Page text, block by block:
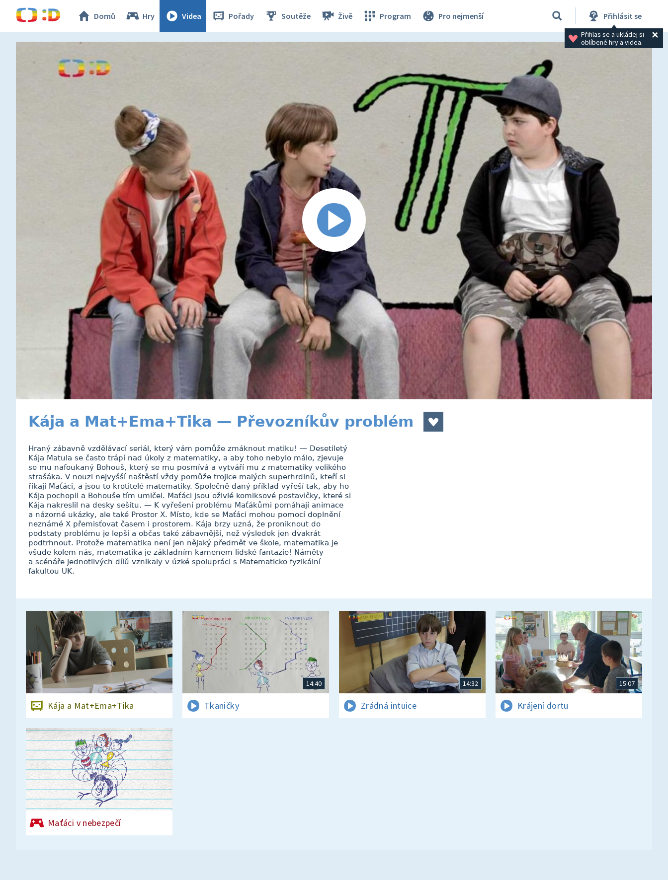
Domů Hry Videa Pořady Soutěže Živě Program Pro nejmenší Přihlásit se
Přihlas se a ukládej si
oblíbené hry a videa.
Kája a Mat+Ema+Tika — Převozníkův problém
Hraný zábavně vzdělávací seriál, který vám pomůže zmáknout matiku! — Desetiletý
Kája Matula se často trápí nad úkoly z matematiky, a aby toho nebylo málo, zjevuje
se mu nafoukaný Bohouš, který se mu posmívá a vytváří mu z matematiky velikého
strašáka. V nouzi nejvyšší naštěstí vždy pomůže trojice malých superhrdinů, kteří si
říkají Maťáci, a jsou to krotitelé matematiky. Společně daný příklad vyřeší tak, aby ho
Kája pochopil a Bohouše tím umlčel. Maťáci jsou oživlé komiksové postavičky, které si
Kája nakreslil na desky sešitu. — K vyřešení problému Maťákůmi pomáhají animace
a názorné ukázky, ale také Prostor X. Místo, kde se Maťáci mohou pomocí doplnění
neznámé X přemisťovat časem i prostorem. Kája brzy uzná, že proniknout do
podstaty problému je lepší a občas také zábavnější, než výsledek jen dvakrát
podtrhnout. Protože matematika není jen nějaký předmět ve škole, matematika je
všude kolem nás, matematika je základním kamenem lidské fantazie! Náměty
a scénáře jednotlivých dílů vznikaly v úzké spolupráci s Matematicko-fyzikální
fakultou UK.
Kája a Mat+Ema+Tika
14:40
Tkaničky
14:32
Zrádná intuice
15:07
Krájení dortu
Maťáci v nebezpečí